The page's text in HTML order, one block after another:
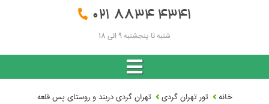
021 8834 4341
شنبه تا پنجشنبه 9 الی 18
خانه تور تهران گردی تهران گردی دربند و روستای پس قلعه